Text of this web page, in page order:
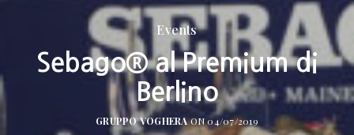
Events
Sebago® al Premium di
Berlino
GRUPPO VOGHERAON 04/07/2019